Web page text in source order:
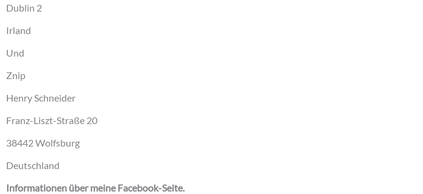
Dublin 2
Irland
Und
Znip
Henry Schneider
Franz-Liszt-Straße 20
38442 Wolfsburg
Deutschland
Informationen über meine Facebook-Seite.